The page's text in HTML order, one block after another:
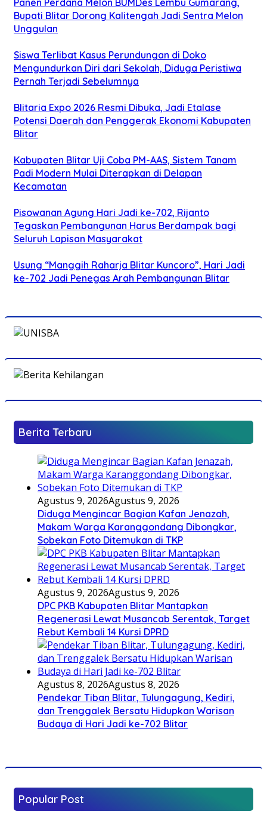
Bupati Blitar Dorong Kalitengah Jadi Sentra Melon
Unggulan
Siswa Terlibat Kasus Perundungan di Doko
Mengundurkan Diri dari Sekolah, Diduga Peristiwa
Pernah Terjadi Sebelumnya
Blitaria Expo 2026 Resmi Dibuka, Jadi Etalase
Potensi Daerah dan Penggerak Ekonomi Kabupaten
Blitar
Kabupaten Blitar Uji Coba PM-AAS, Sistem Tanam
Padi Modern Mulai Diterapkan di Delapan
Kecamatan
Pisowanan Agung Hari Jadi ke-702, Rijanto
Tegaskan Pembangunan Harus Berdampak bagi
Seluruh Lapisan Masyarakat
Usung “Manggih Raharja Blitar Kuncoro”, Hari Jadi
ke-702 Jadi Penegas Arah Pembangunan Blitar
Berita Terbaru
Agustus 9, 2026Agustus 9, 2026
Diduga Mengincar Bagian Kafan Jenazah,
Makam Warga Karanggondang Dibongkar,
Sobekan Foto Ditemukan di TKP
Agustus 9, 2026Agustus 9, 2026
DPC PKB Kabupaten Blitar Mantapkan
Regenerasi Lewat Musancab Serentak, Target
Rebut Kembali 14 Kursi DPRD
Agustus 8, 2026Agustus 8, 2026
Pendekar Tiban Blitar, Tulungagung, Kediri,
dan Trenggalek Bersatu Hidupkan Warisan
Budaya di Hari Jadi ke-702 Blitar
Popular Post